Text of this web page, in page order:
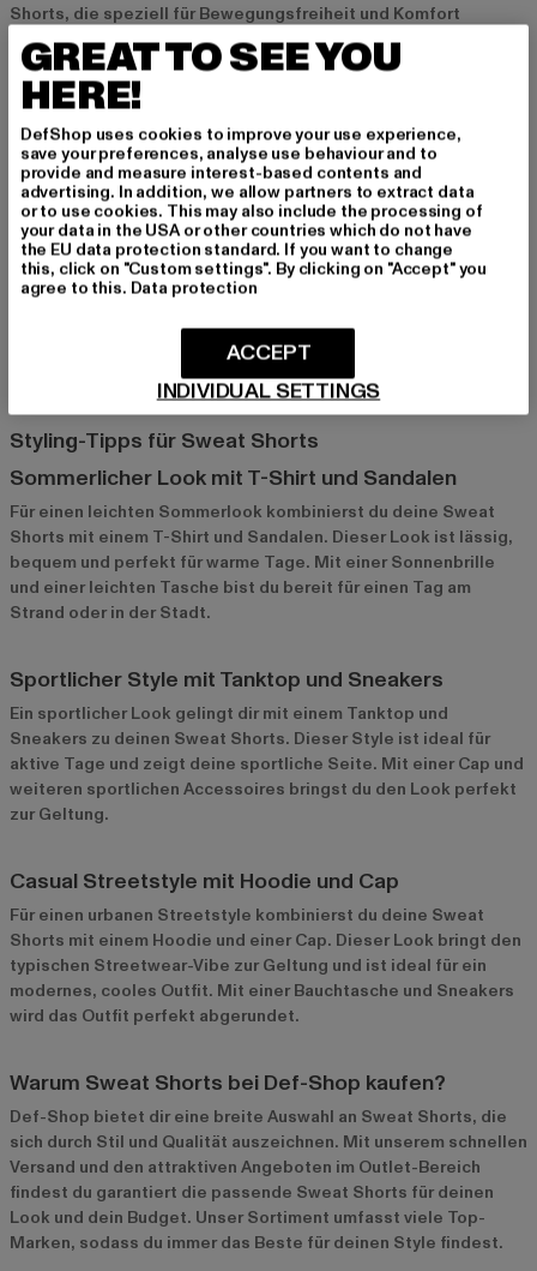
Shorts, die speziell für Bewegungsfreiheit und Komfort
ausgelegt sind. Diese Modelle bestehen oft aus leichtem und
atmungsaktivem Material und eignen sich ideal für sportliche
Aktivitäten oder Outdoor-Abenteuer. Kombiniert mit Sneakers
und einem sportlichen Oberteil bist du für jeden Tag bereit.
Sweat Shorts mit Prints und Logos für modische
Akzente
Wer gerne auffällt, wird Sweat Shorts mit Prints und
Markenlogos lieben. Diese Designs setzen modische Akzente
und verleihen deinem Outfit eine individuelle Note. Ob
dezentes Logo oder auffälliger Print – solche Modelle sind
ideal für alle, die Wert auf Style legen und ihren Look
personalisieren möchten.
Styling-Tipps für Sweat Shorts
Sommerlicher Look mit T-Shirt und Sandalen
Für einen leichten Sommerlook kombinierst du deine Sweat
Shorts mit einem T-Shirt und Sandalen. Dieser Look ist lässig,
bequem und perfekt für warme Tage. Mit einer Sonnenbrille
und einer leichten Tasche bist du bereit für einen Tag am
Strand oder in der Stadt.
Sportlicher Style mit Tanktop und Sneakers
Ein sportlicher Look gelingt dir mit einem Tanktop und
Sneakers zu deinen Sweat Shorts. Dieser Style ist ideal für
aktive Tage und zeigt deine sportliche Seite. Mit einer Cap und
weiteren sportlichen Accessoires bringst du den Look perfekt
zur Geltung.
Casual Streetstyle mit Hoodie und Cap
Für einen urbanen Streetstyle kombinierst du deine Sweat
Shorts mit einem Hoodie und einer Cap. Dieser Look bringt den
typischen Streetwear-Vibe zur Geltung und ist ideal für ein
modernes, cooles Outfit. Mit einer Bauchtasche und Sneakers
wird das Outfit perfekt abgerundet.
Warum Sweat Shorts bei Def-Shop kaufen?
Def-Shop bietet dir eine breite Auswahl an Sweat Shorts, die
sich durch Stil und Qualität auszeichnen. Mit unserem schnellen
Versand und den attraktiven Angeboten im Outlet-Bereich
findest du garantiert die passende Sweat Shorts für deinen
Look und dein Budget. Unser Sortiment umfasst viele Top-
Marken, sodass du immer das Beste für deinen Style findest.
GREAT TO SEE YOU
HERE!
DefShop uses cookies to improve your use experience,
save your preferences, analyse use behaviour and to
provide and measure interest-based contents and
advertising. In addition, we allow partners to extract data
or to use cookies. This may also include the processing of
your data in the USA or other countries which do not have
the EU data protection standard. If you want to change
this, click on "Custom settings". By clicking on "Accept" you
agree to this. Data protection
INDIVIDUAL SETTINGS
ACCEPT